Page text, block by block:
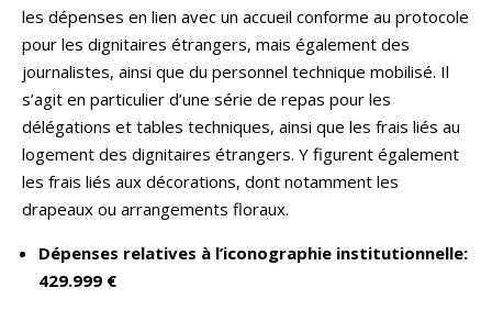
les dépenses en lien avec un accueil conforme au protocole
pour les dignitaires étrangers, mais également des
journalistes, ainsi que du personnel technique mobilisé. Il
s’agit en particulier d’une série de repas pour les
délégations et tables techniques, ainsi que les frais liés au
logement des dignitaires étrangers. Y figurent également
les frais liés aux décorations, dont notamment les
drapeaux ou arrangements floraux.
Dépenses relatives à l’iconographie institutionnelle:
429.999 €